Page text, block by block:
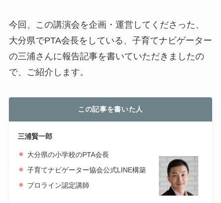
今回、この講演会を企画・運営してくださった、
大分県でPTA会長をしている、子育てナビゲーター
の三浦さんに報告記事を書いていただきましたの
で、ご紹介します。
この記事を書いた人
三浦賢一郎
大分県の小学校のPTA会長
子育てナビゲーター協会公式LINE構築
プロライン認定講師